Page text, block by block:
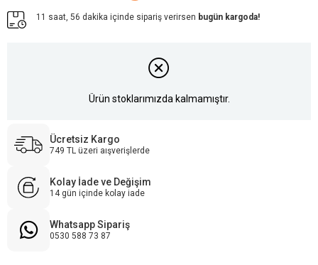
11 saat, 56 dakika içinde sipariş verirsen bugün kargoda!
Ürün stoklarımızda kalmamıştır.
Ücretsiz Kargo
749 TL üzeri aışverişlerde
Kolay İade ve Değişim
14 gün içinde kolay iade
Whatsapp Sipariş
0530 588 73 87